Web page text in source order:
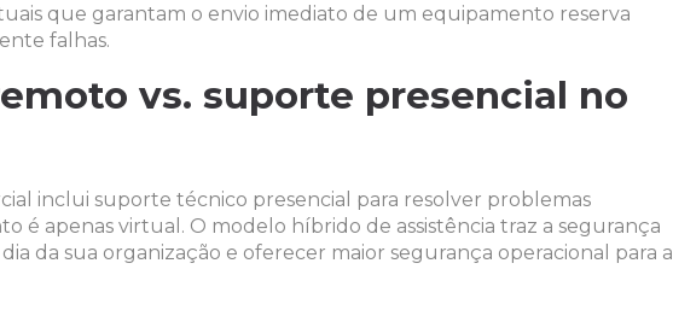
que garantam o envio imediato de um equipamento reserva
falhas.
vs. suporte presencial no
inclui suporte técnico presencial para resolver problemas
é apenas virtual. O modelo híbrido de assistência traz a segurança
da sua organização e oferecer maior segurança operacional para a